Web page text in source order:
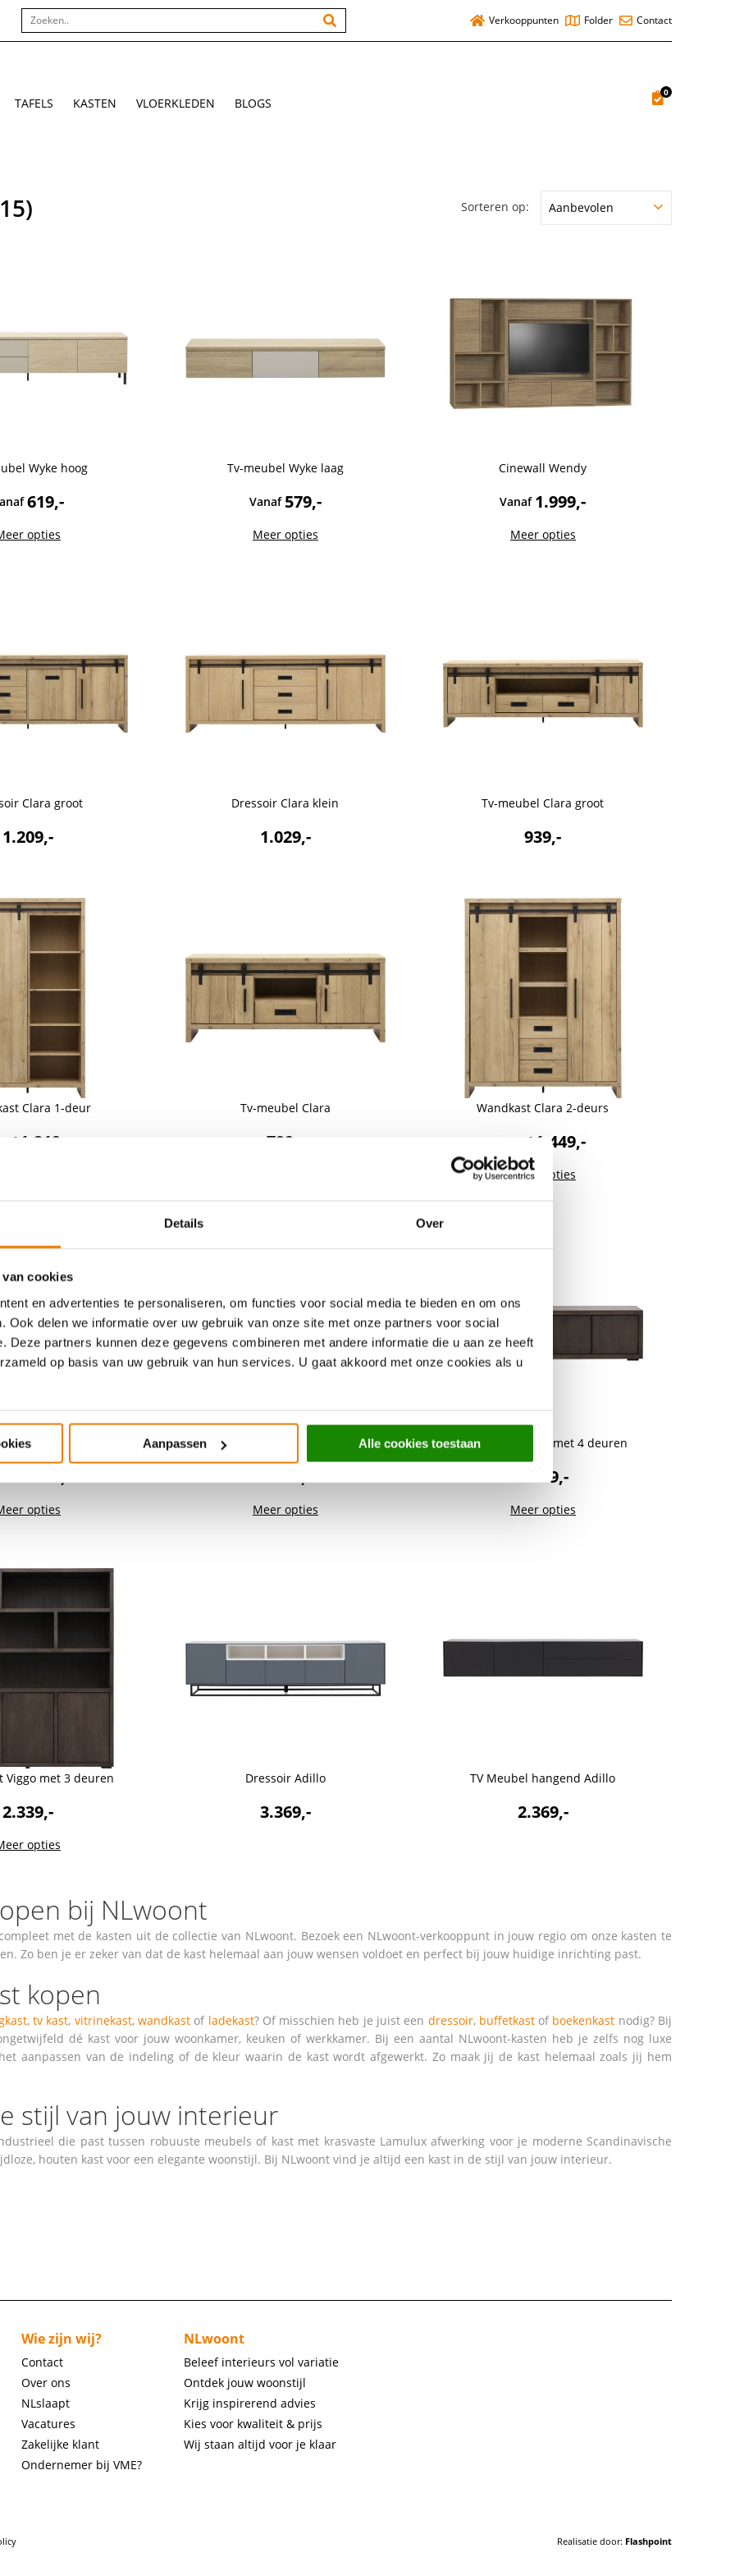
Details Over
cookies
en advertenties te personaliseren, om functies voor social media te bieden en om ons
Ook delen we informatie over uw gebruik van onze site met onze partners voor social
Deze partners kunnen deze gegevens combineren met andere informatie die u aan ze heeft
op basis van uw gebruik van hun services. U gaat akkoord met onze cookies als u
Aanpassen Alle cookies toestaan
Verkooppunten Folder Contact
TAFELS KASTEN VLOERKLEDEN BLOGS
0
Sorteren op:
Wyke hoog
619,-
opties
Tv-meubel Wyke laag
Vanaf 579,-
Meer opties
Cinewall Wendy
Vanaf 1.999,-
Meer opties
Clara groot
1.209,-
Dressoir Clara klein
1.029,-
Tv-meubel Clara groot
939,-
Clara 1-deur
1.219,-
Tv-meubel Clara
799,-
Wandkast Clara 2-deurs
Vanaf 1.449,-
Meer opties
Clara
opties
Wandkast Viggo met 4 deuren
Meer opties
TV-meubel Viggo met 4 deuren
1.049,-
Meer opties
Viggo met 3 deuren
2.339,-
opties
Dressoir Adillo
3.369,-
TV Meubel hangend Adillo
2.369,-
bij NLwoont
met de kasten uit de collectie van NLwoont. Bezoek een NLwoont-verkooppunt in jouw regio om onze kasten te
Zo ben je er zeker van dat de kast helemaal aan jouw wensen voldoet en perfect bij jouw huidige inrichting past.
kopen
,tv kast, vitrinekast, wandkastof ladekast? Of misschien heb je juist een dressoir, buffetkastof boekenkast nodig? Bij
dé kast voor jouw woonkamer, keuken of werkkamer. Bij een aantal NLwoont-kasten heb je zelfs nog luxe
aanpassen van de indeling of de kleur waarin de kast wordt afgewerkt. Zo maak jij de kast helemaal zoals jij hem
stijl van jouw interieur
die past tussen robuuste meubels of kast met krasvaste Lamulux afwerking voor je moderne Scandinavische
houten kast voor een elegante woonstijl. Bij NLwoont vind je altijd een kast in de stijl van jouw interieur.
Wie zijn wij?
Contact
Over ons
NLslaapt
Vacatures
Zakelijke klant
Ondernemer bij VME?
NLwoont
Beleef interieurs vol variatie
Ontdek jouw woonstijl
Krijg inspirerend advies
Kies voor kwaliteit & prijs
Wij staan altijd voor je klaar
Realisatie door: Flashpoint